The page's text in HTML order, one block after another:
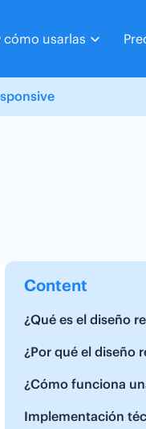
cómo usarlas
Content
¿Qué es el diseño
¿Por qué el diseño
¿Cómo funciona
Implementación